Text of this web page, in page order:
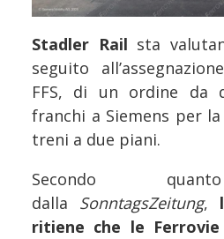
Stadler Rail sta
seguito
FFS, di un ordine da
franchi a Siemens per
treni a due piani.
Secondo
dalla SonntagsZeitung,
ritiene che le